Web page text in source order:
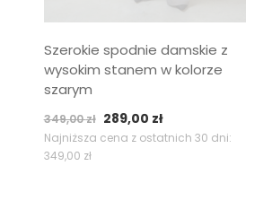
Szerokie spodnie damskie z
wysokim stanem w kolorze
szarym
349,00zł Pierwotna
cena
289,00 złAktualna
cena
Najniższa cena z ostatnich 30 dni:
349,00 zł